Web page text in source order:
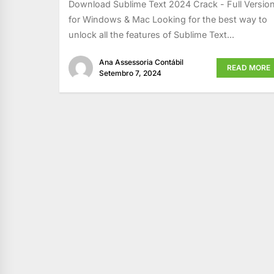
Download Sublime Text 2024 Crack - Full
for Windows & Mac Looking for the best way to
unlock all the features of Sublime Text...
Ana Assessoria Contábil
Setembro 7, 2024
READ MORE